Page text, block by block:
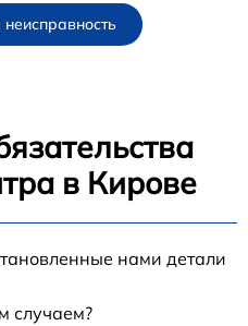
в Кирове
нами детали
случаем?